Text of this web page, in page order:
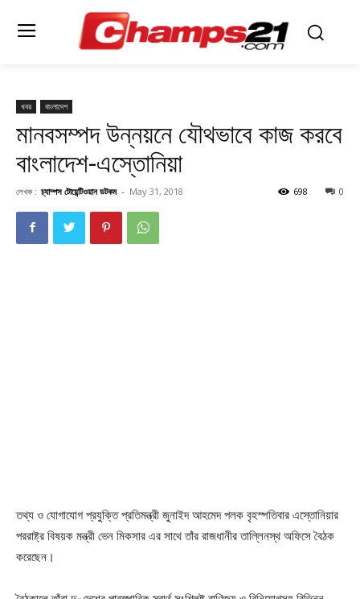
খবর বাংলাদেশ
মানবসম্পদ উন্নয়নে যৌথভাবে কাজ করবে
বাংলাদেশ-এস্তোনিয়া
লেখক : চ্যাম্পস টোয়েন্টিওয়ান ডটকম - May 31, 2018 0
698
তথ্য ও যোগাযোগ প্রযুক্তি প্রতিমন্ত্রী জুনাইদ আহমেদ পলক বৃহস্পতিবার এস্তোনিয়ার
পররাষ্ট্র বিষয়ক মন্ত্রী ভেন মিকসার এর সাথে তাঁর রাজধানীর তাল্লিনস্থ অফিসে বৈঠক
করেছেন।